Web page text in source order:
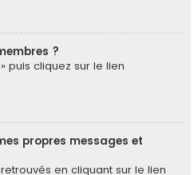
?
puis cliquez sur le lien
propres messages et
en cliquant sur le lien